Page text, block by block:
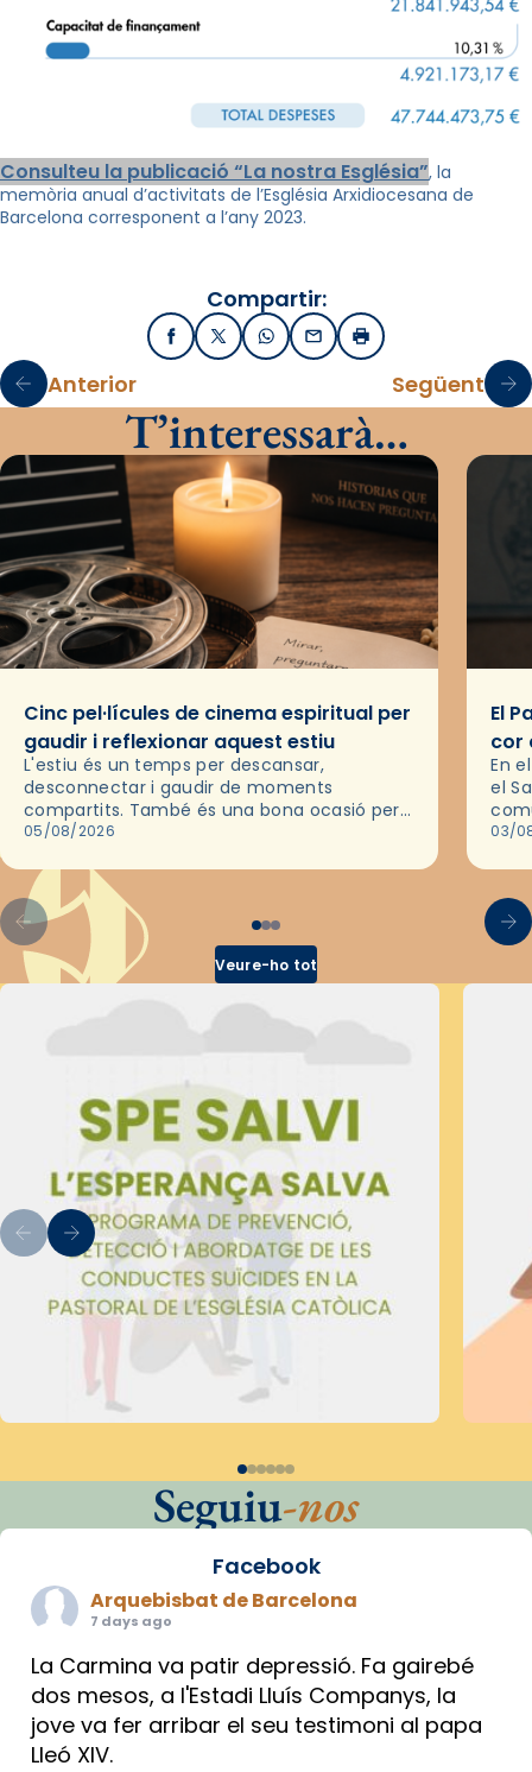
Consulteu la publicació “La nostra Església”, la
memòria anual d’activitats de l’Església Arxidiocesana de
Barcelona corresponent a l’any 2023.
Compartir:
FacebookX / TwitterWhatsApp
EmailImprimir
Anterior Següent
T’interessarà…
Cinc pel·lícules de cinema espiritual per
gaudir i reflexionar aquest estiu
L'estiu és un temps per descansar,
desconnectar i gaudir de moments
compartits. També és una bona ocasió per
deixar-se portar per una bona història i, a
05/08/2026
El
cor
En
el
de
03/
Veure-ho tot
Seguiu-nos
Facebook
Arquebisbat de Barcelona
7 days ago
La Carmina va patir depressió. Fa gairebé
dos mesos, a l'Estadi Lluís Companys, la
jove va fer arribar el seu testimoni al papa
Lleó XIV.